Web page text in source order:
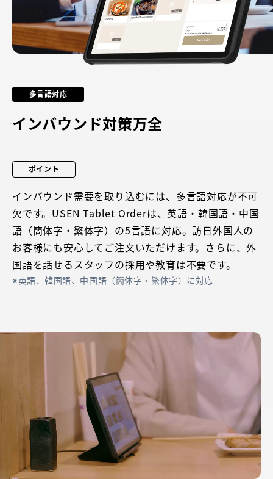
多言語対応
インバウンド対策万全
ポイント
インバウンド需要を取り込むには、多言語対応が不可
欠です。USEN Tablet Orderは、英語・韓国語・中国
語（簡体字・繁体字）の5言語に対応。訪日外国人の
お客様にも安心してご注文いただけます。さらに、外
国語を話せるスタッフの採用や教育は不要です。
英語、韓国語、中国語（簡体字・繁体字）に対応